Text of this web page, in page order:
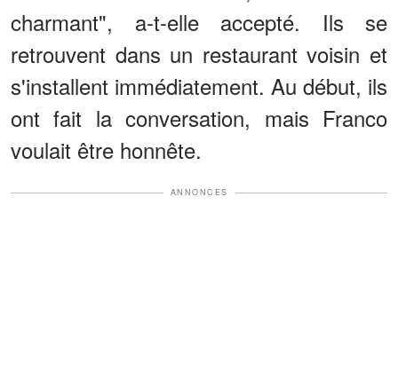
charmant", a-t-elle accepté. Ils se
retrouvent dans un restaurant voisin et
s'installent immédiatement. Au début, ils
ont fait la conversation, mais Franco
voulait être honnête.
ANNONCES